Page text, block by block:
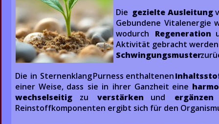
Die gezielte Ausleitung
Gebundene Vitalenergie
wodurch Regeneration
Aktivität gebracht
Schwingungsmuster
Die in Sternenklang Purness enthaltenen
einer Weise, dass sie in ihrer Ganzheit eine
wechselseitig zu verstärken und ergänzen
Reinstoffkomponenten ergibt sich für den